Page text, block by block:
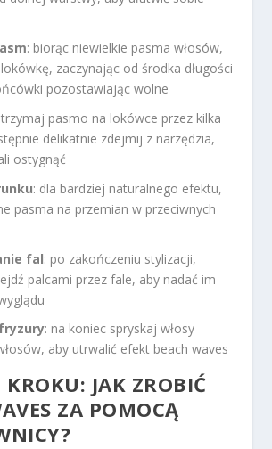
: biorąc niewielkie pasma włosów,
zaczynając od środka długości
pozostawiając wolne
trzymaj pasmo na lokówce przez kilka
delikatnie zdejmij z narzędzia,
ostygnąć
: dla bardziej naturalnego efektu,
pasma na przemian w przeciwnych
fal: po zakończeniu stylizacji,
palcami przez fale, aby nadać im
: na koniec spryskaj włosy
aby utrwalić efekt beach waves
KROKU: JAK ZROBIĆ
ZA POMOCĄ